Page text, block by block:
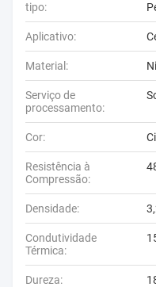
tipo:
Aplicativo:
Material:
Serviço de
processamento:
Cor:
Resistência à
Compressão:
Densidade:
Condutividade
Térmica:
Dureza: